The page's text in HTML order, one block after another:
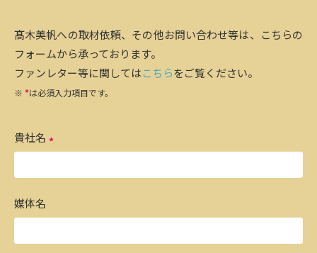
髙木美帆への取材依頼、その他お問い合わせ等は、こちらの
フォームから承っております。
ファンレター等に関してはこちらをご覧ください。
※ *は必須入力項目です。
貴社名
媒体名